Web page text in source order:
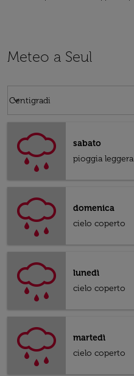
Meteo a Seul
Centigradi
keyboard_arrow_down
sabato
pioggia leggera
domenica
cielo coperto
lunedì
cielo coperto
martedì
cielo coperto